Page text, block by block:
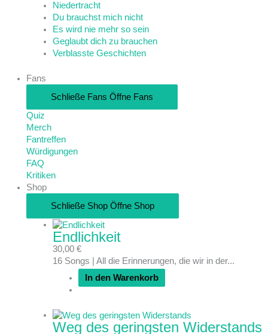
Niedertracht
Du brauchst mich nicht
Es wird nie mehr so sein
Geglaubt dich zu brauchen
Verblasste Geschichten
Fans
Schließe Fans Öffne Fans
Quiz
Merch
Fantreffen
Würdigungen
FAQ
Kritiken
Shop
Schließe Shop Öffne Shop
Endlichkeit
30,00 €
16 Songs | All die Erinnerungen, die wir in der...
In den Warenkorb
Weg des geringsten Widerstands